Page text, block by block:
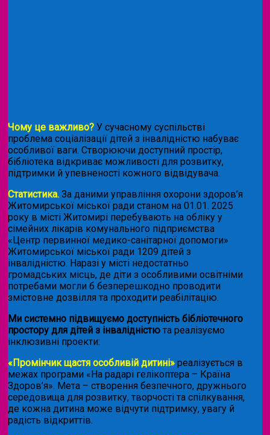
Чому це важливо? У сучасному суспільстві
проблема соціалізації дітей з інвалідністю набуває
особливої ваги. Створюючи доступний простір,
бібліотека відкриває можливості для розвитку,
підтримки й упевненості кожного відвідувача.
Статистика. За даними управління охорони здоров’я
Житомирської міської ради станом на 01.01. 2025
року в місті Житомирі перебувають на обліку у
сімейних лікарів комунального підприємства
«Центр первинної медико-санітарної допомоги»
Житомирської міської ради 1209 дітей з
інвалідністю. Наразі у місті недостатньо
громадських місць, де діти з особливими освітніми
потребами могли б безперешкодно проводити
змістовне дозвілля та проходити реабілітацію.
Ми системно підвищуємо доступність бібліотечного
простору для дітей з інвалідністю та реалізуємо
інклюзивні проекти:
«Промінчик щастя особливій дитині» реалізується в
межах програми «На радарі гелікоптера – Країна
Здоров’я». Мета – створення безпечного, дружнього
середовища для розвитку, творчості та спілкування,
де кожна дитина може відчути підтримку, увагу й
радість відкриттів.